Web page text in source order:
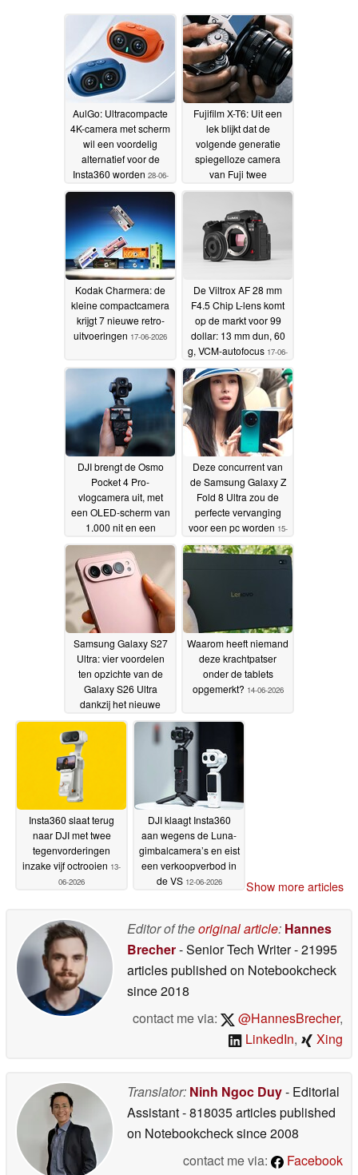
AulGo: Ultracompacte
4K-camera met scherm
wil een voordelig
alternatief voor de
Insta360 worden 28-06-
2026
Fujifilm X-T6: Uit een
lek blijkt dat de
volgende generatie
spiegelloze camera
van Fuji twee
verbeteringen bevat18-
Kodak Charmera: de
kleine compactcamera
krijgt 7 nieuwe retro-
uitvoeringen 17-06-2026
De Viltrox AF 28 mm
F4.5 Chip L-lens komt
op de markt voor 99
dollar: 13 mm dun, 60
g, VCM-autofocus 17-06-
2026
DJI brengt de Osmo
Pocket 4 Pro-
vlogcamera uit, met
een OLED-scherm van
1.000 nit en een
nieuwe 3x-zoomlens
16-06-2026
Deze concurrent van
de Samsung Galaxy Z
Fold 8 Ultra zou de
perfecte vervanging
voor een pc worden 15-
06-2026
Samsung Galaxy S27
Ultra: vier voordelen
ten opzichte van de
Galaxy S26 Ultra
dankzij het nieuwe
ontwerp met drie
camera’s
14-06-2026
Waarom heeft niemand
deze krachtpatser
onder de tablets
opgemerkt? 14-06-2026
Insta360 slaat terug
naar DJI met twee
tegenvorderingen
inzake vijf octrooien 13-
06-2026
DJI klaagt Insta360
aan wegens de Luna-
gimbalcamera’s en eist
een verkoopverbod in
de VS 12-06-2026 Show more articles
Editor of theoriginal article: Hannes
Brecher- Senior Tech Writer- 21995
articles published on Notebookcheck
since 2018
contact me via:
@HannesBrecher,
LinkedIn, Xing
Translator: Ninh Ngoc Duy- Editorial
Assistant- 818035 articles published
on Notebookchecksince 2008
contact me via:
Facebook